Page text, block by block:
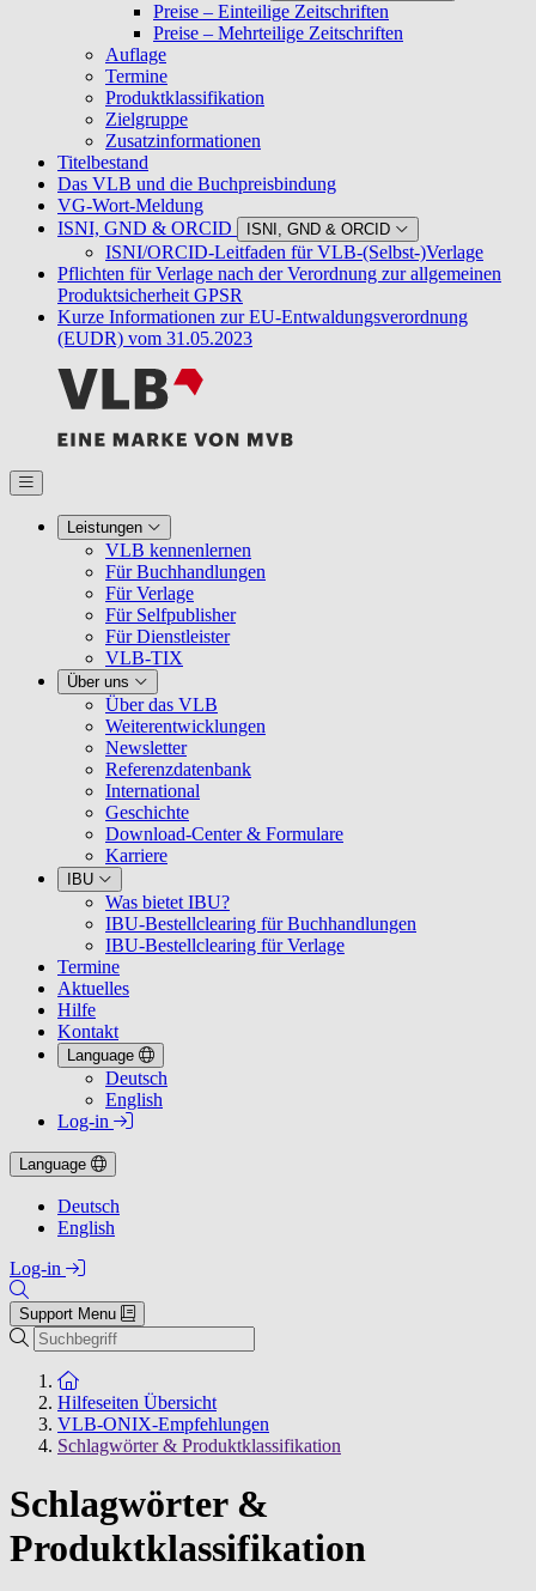
Preise – Einteilige Zeitschriften
Preise – Mehrteilige Zeitschriften
Auflage
Termine
Produktklassifikation
Zielgruppe
Zusatzinformationen
Titelbestand
Das VLB und die Buchpreisbindung
VG-Wort-Meldung
ISNI, GND & ORCID
ISNI, GND & ORCID
ISNI/ORCID-Leitfaden für VLB-(Selbst-)Verlage
Pflichten für Verlage nach der Verordnung zur allgemeinen
Produktsicherheit GPSR
Kurze Informationen zur EU-Entwaldungsverordnung
(EUDR) vom 31.05.2023
Leistungen
VLB kennenlernen
Für Buchhandlungen
Für Verlage
Für Selfpublisher
Für Dienstleister
VLB-TIX
Über uns
Über das VLB
Weiterentwicklungen
Newsletter
Referenzdatenbank
International
Geschichte
Download-Center & Formulare
Karriere
IBU
Was bietet IBU?
IBU-Bestellclearing für Buchhandlungen
IBU-Bestellclearing für Verlage
Termine
Aktuelles
Hilfe
Kontakt
Language
Deutsch
English
Log-in
Language
Deutsch
English
Log-in
Support Menu
Suchen
Zur Startseite
Hilfeseiten Übersicht
VLB-ONIX-Empfehlungen
Schlagwörter & Produktklassifikation
Schlagwörter &
Produktklassifikation